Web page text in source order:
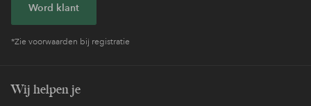
Word klant
*Zie voorwaarden bij registratie
Wij helpen je